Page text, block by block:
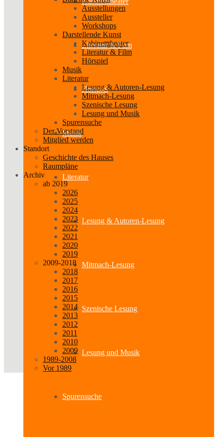
Literatur & Film
Hörspiel
Musik
Literatur
Lesung & Autoren-Lesung
Mitmach-Lesung
Szenische Lesung
Lesung und Musik
Spurensuche
Ausstellungen
Aussteller
Workshops
Darstellende Kunst
Kabinetttheater
Literatur & Film
Hörspiel
Musik
Literatur
Lesung & Autoren-Lesung
Mitmach-Lesung
Szenische Lesung
Lesung und Musik
Spurensuche
Der Vorstand
Mitglied werden
Standort
Geschichte des Hauses
Raumpläne
Archiv
ab 2019
2026
2025
2024
2023
2022
2021
2020
2019
2009-2018
2018
2017
2016
2015
2014
2013
2012
2011
2010
2009
1989-2008
Vor 1989